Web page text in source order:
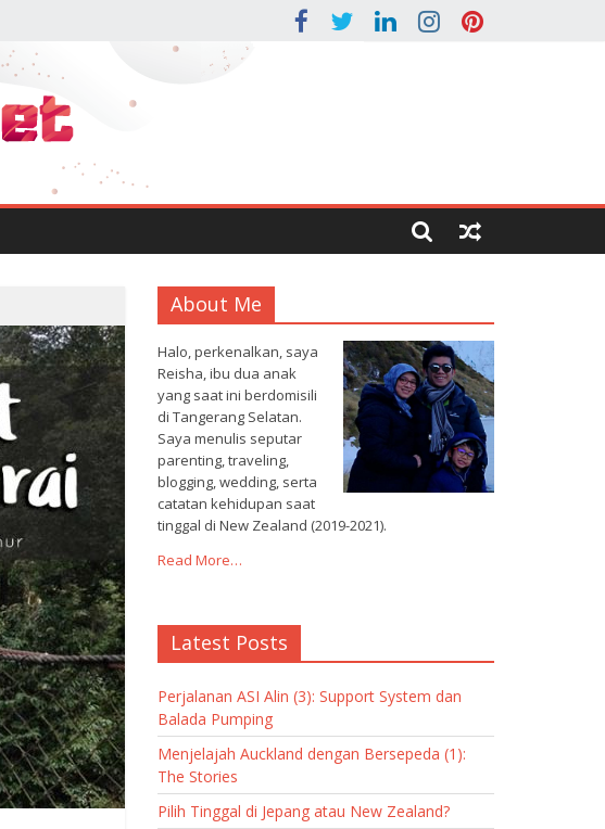
About Me
Halo, perkenalkan, saya
Reisha, ibu dua anak
yang saat ini berdomisili
di Tangerang Selatan.
Saya menulis seputar
parenting, traveling,
blogging, wedding, serta
catatan kehidupan saat
tinggal di New Zealand (2019-2021).
Read More…
Latest Posts
Perjalanan ASI Alin (3): Support System dan
Balada Pumping
Menjelajah Auckland dengan Bersepeda (1):
The Stories
Pilih Tinggal di Jepang atau New Zealand?